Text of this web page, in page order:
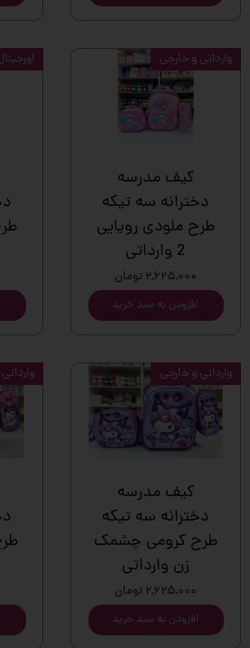
کیف مدرسه
دخترانه سه تیکه
طرح ملودی رویایی
2 وارداتی
۲,۶۲۵,۰۰۰ تومان
افزودن به سبد خرید
وارداتی و خارجی
کیف مدرسه
دخترانه سه تیکه
طرح کرومی چشمک
زن وارداتی
۲,۶۲۵,۰۰۰ تومان
افزودن به سبد خرید
وارداتی و خارجی